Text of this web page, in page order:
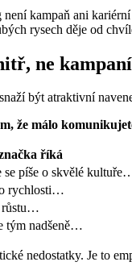
kampaň ani kariérní
rysech děje od
ne kampaní
být atraktivní
že málo
říká
se píše o skvělé
rychlosti…
růstu…
tým nadšeně…
nedostatky. Je to